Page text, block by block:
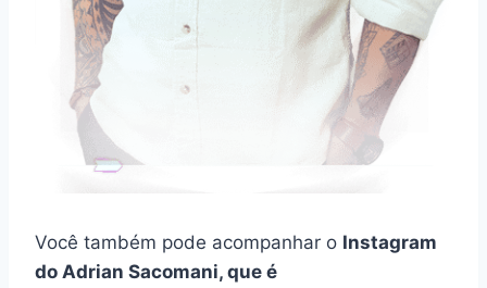
Você também pode acompanhar o Instagram
do Adrian Sacomani, que é